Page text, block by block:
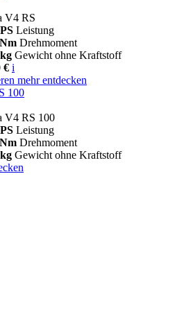
V4 RS
Leistung
Drehmoment
Gewicht ohne Kraftstoff
€ i
mehr entdecken
100
V4 RS 100
Leistung
Drehmoment
Gewicht ohne Kraftstoff